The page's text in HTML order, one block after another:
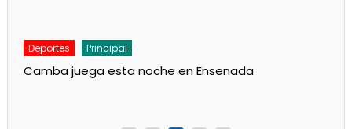
Deportes Principal
Camba juega esta noche en Ensenada